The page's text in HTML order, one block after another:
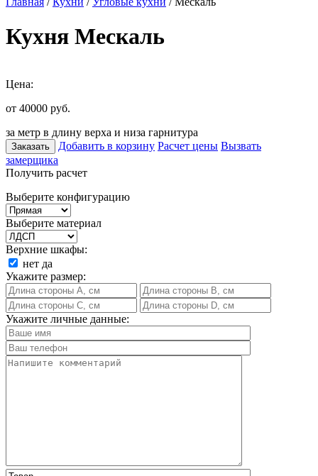
Кухня Мескаль
Цена:
от 40000 руб.
за метр в длину верха и низа гарнитура
Заказать Добавить в корзину Расчет цены Вызвать
замерщика
Получить расчет
Выберите конфигурацию
Выберите материал
Верхние шкафы:
нет да
Укажите размер:
Укажите личные данные: